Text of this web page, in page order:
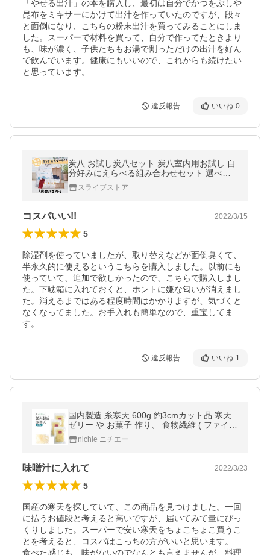
「やせる出汁」の本を購入し、最初は自分でかつをぶしや
昆布をミキサーにかけて出汁を作っていたのですが、段々
と面倒になり、こちらの粉末出汁を買ってみることにしま
した。スーパーで材料を買って、自分で作ってたときより
も、味が濃く、子供たちもお湯で割っただけの出汁を好ん
で飲んでいます。健康にもいいので、これからも続けたい
と思っています。
違反報告 いいね 0
炭八 お試し炭八セット 炭八室内用お試し 自
分好みにえらべる組み合わせセット 選べる
数十種類以上 室内用 正規 寝室 出雲
スライブストア
コスパいい!! 2022/3/15
5
除湿剤を使っていましたが、取り替えなどが面倒臭くて、
半永久的に使えるというこちらを購入しました。以前にも
使っていて、追加で欲しかったので、こちらで購入しまし
た。下駄箱に入れておくと、ホントに嫌な匂いが消えまし
た。消えるまではある程度時間はかかりますが、気づくと
なくなってました。お手入れも簡単なので、重宝してま
す。
違反報告 いいね 1
国内製造 糸寒天 600g 約3cmカット品 寒天
ゼリー や お菓子 作り、 食物繊維 ( ファイバ
ー ) 補給にも 水溶性食物繊維 含有の 糸
nichie ニチエー
味噌汁に入れて 2022/3/23
5
国産の寒天を探していて、この商品を見つけました。一回
に払うお値段と考えると高いですが、届いてみて量にびっ
くりしました。スーパーで安い寒天をちょこちょこ買うこ
とを考えると、コスパはこっちの方がいいと思います。
食べた感じも、味がないのでなんとも言えませんが、料理